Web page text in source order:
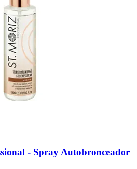
-​ Spray Autobronceador